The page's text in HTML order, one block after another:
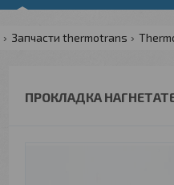
Запчасти thermotrans
ПРОКЛАДКА